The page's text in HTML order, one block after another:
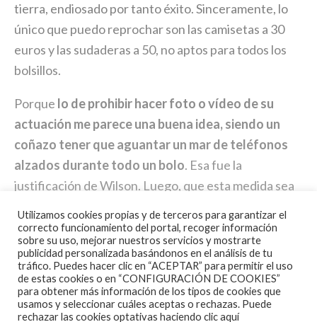
tierra, endiosado por tanto éxito. Sinceramente, lo
único que puedo reprochar son las camisetas a 30
euros y las sudaderas a 50, no aptos para todos los
bolsillos.
Porque lo de prohibir hacer foto o vídeo de su
actuación me parece una buena idea, siendo un
coñazo tener que aguantar un mar de teléfonos
alzados durante todo un bolo. Esa fue la
justificación de Wilson. Luego, que esta medida sea
sinceramente, me da igual. Hoy en día todos los
músicos están hasta el gorro de los publirreportajes
que la mayoría se dedica a efectuar desde la platea.
Lo que sí que tiene que remediar urgentemente la
Utilizamos cookies propias y de terceros para garantizar el
correcto funcionamiento del portal, recoger información
sobre su uso, mejorar nuestros servicios y mostrarte
publicidad personalizada basándonos en el análisis de tu
tráfico. Puedes hacer clic en “ACEPTAR” para permitir el uso
de estas cookies o en “CONFIGURACIÓN DE COOKIES”
para obtener más información de los tipos de cookies que
usamos y seleccionar cuáles aceptas o rechazas. Puede
rechazar las cookies optativas haciendo clic aquí